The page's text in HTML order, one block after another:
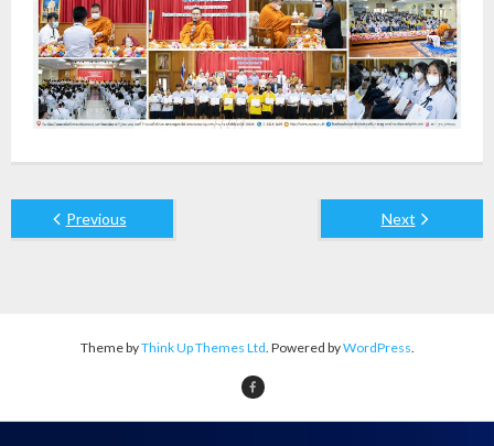
Previous Next
Theme byThink Up Themes Ltd. Powered byWordPress.